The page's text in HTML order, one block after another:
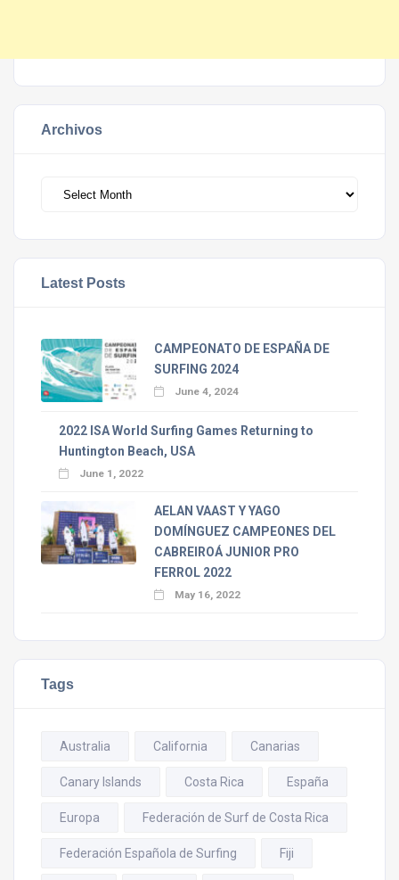
Archivos
Latest Posts
CAMPEONATO DE ESPAÑA DE
SURFING 2024
June 4, 2024
2022 ISA World Surfing Games Returning to
Huntington Beach, USA
June 1, 2022
AELAN VAAST Y YAGO
DOMÍNGUEZ CAMPEONES DEL
CABREIROÁ JUNIOR PRO
FERROL 2022
May 16, 2022
Tags
Australia California Canarias
Canary Islands Costa Rica España
Europa Federación de Surf de Costa Rica
Federación Española de Surfing Fiji